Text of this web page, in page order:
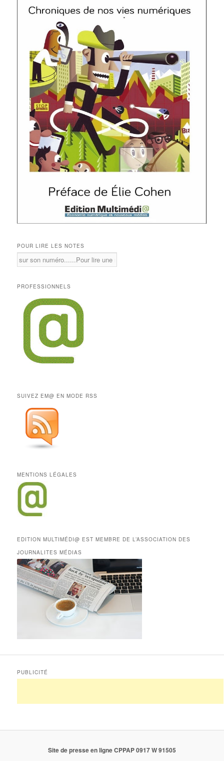
POUR LIRE LES NOTES
PROFESSIONNELS
SUIVEZ EM@ EN MODE RSS
MENTIONS LÉGALES
EDITION MULTIMÉDI@ EST MEMBRE DE L’ASSOCIATION DES
JOURNALITES MÉDIAS
PUBLICITÉ
Site de presse en ligne CPPAP 0917 W 91505